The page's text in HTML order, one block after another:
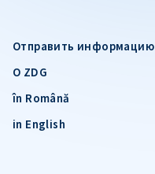
Отправить информацию
О ZDG
în Română
in English